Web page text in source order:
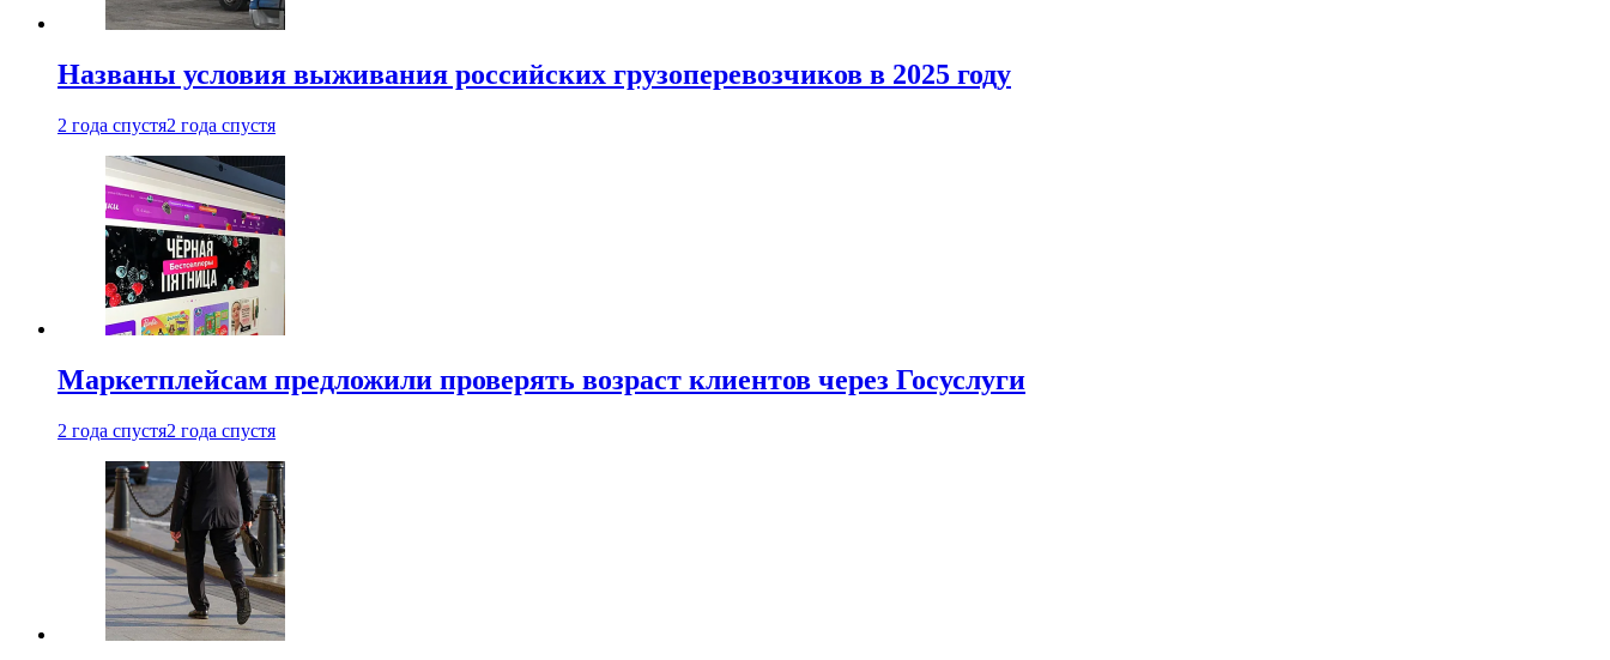
Названы условия выживания российских грузоперевозчиков в 2025 году
2 года спустя2 года спустя
Маркетплейсам предложили проверять возраст клиентов через Госуслуги
2 года спустя2 года спустя